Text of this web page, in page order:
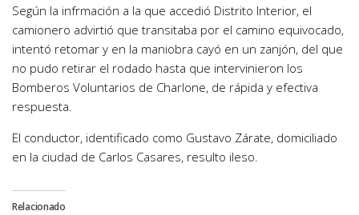
Según la infrmación a la que accedió Distrito Interior, el
camionero advirtió que transitaba por el camino equivocado,
intentó retomar y en la maniobra cayó en un zanjón, del que
no pudo retirar el rodado hasta que intervinieron los
Bomberos Voluntarios de Charlone, de rápida y efectiva
respuesta.
El conductor, identificado como Gustavo Zárate, domiciliado
en la ciudad de Carlos Casares, resulto ileso.
Relacionado